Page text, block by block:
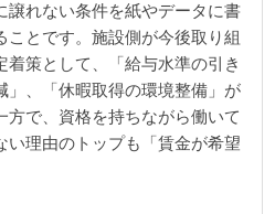
譲れない条件を紙やデータに書
ことです。施設側が今後取り組
着策として、「給与水準の引き
」、「休暇取得の環境整備」が
方で、資格を持ちながら働いて
い理由のトップも「賃金が希望